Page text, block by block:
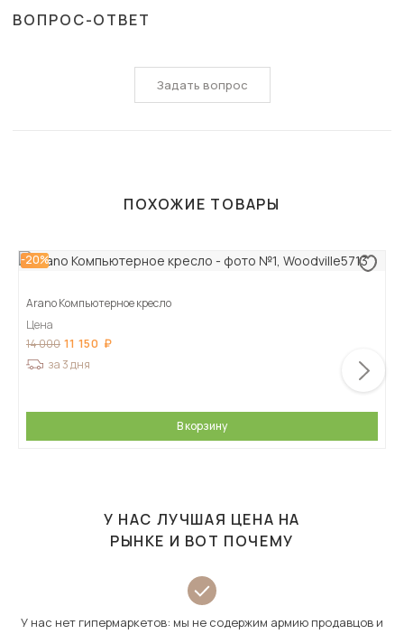
ВОПРОС-ОТВЕТ
Задать вопрос
ПОХОЖИЕ ТОВАРЫ
-20%
Arano Компьютерное кресло
Цена
14 000 11 150
за 3 дня
В корзину
У НАС ЛУЧШАЯ ЦЕНА НА
РЫНКЕ И ВОТ ПОЧЕМУ
У нас нет гипермаркетов: мы не содержим армию продавцов и